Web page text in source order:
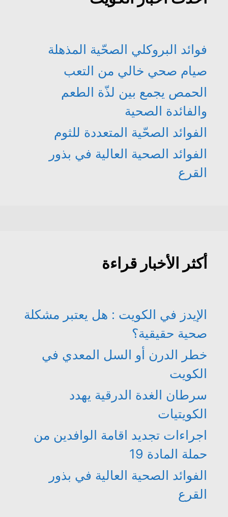
فوائد البروكلي الصحّية المذهلة
صيام صحي خالي من التعب
الحمص يجمع بين لذّة الطعم
والفائدة الصحية
الفوائد الصحّية المتعددة للثوم
الفوائد الصحية العالية في بذور
القرع
أكثر الأخبار قراءة
الإيدز في الكويت : هل يعتبر مشكلة
صحية حقيقية؟
خطر الدرن أو السل المعدي في
الكويت
سرطان الغدة الدرقية يهدد
الكويتيات
اجراءات تجديد اقامة الوافدين من
حملة المادة 19
الفوائد الصحية العالية في بذور
القرع